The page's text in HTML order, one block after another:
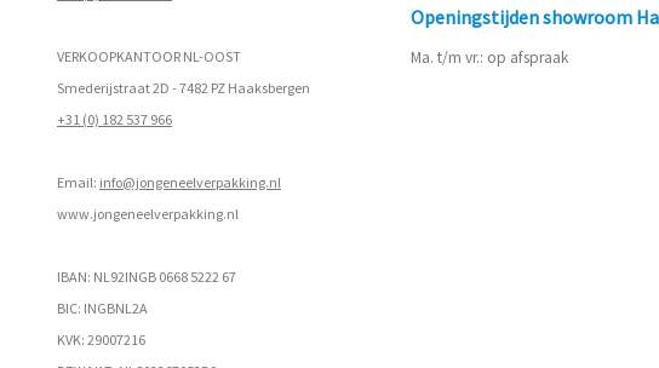
VERKOOPKANTOOR NL-OOST
Smederijstraat 2D - 7482 PZ Haaksbergen
+31 (0) 182 537 966
Email: info@jongeneelverpakking.nl
www.jongeneelverpakking.nl
IBAN: NL92INGB 0668 5222 67
BIC: INGBNL2A
KVK: 29007216
Openingstijden showroom
Ma. t/m vr.: op afspraak